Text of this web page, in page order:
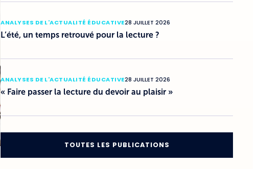
ANALYSES DE L'ACTUALITÉ ÉDUCATIVE28 JUILLET 2026
L’été, un temps retrouvé pour la lecture ?
ANALYSES DE L'ACTUALITÉ ÉDUCATIVE28 JUILLET 2026
« Faire passer la lecture du devoir au plaisir »
TOUTES LES PUBLICATIONS